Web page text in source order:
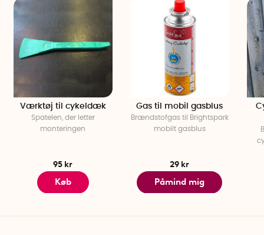
Højde: 1,6 cm
Antal pr. pakke: 1
Værktøj til cykeldæk
Spatelen, der letter
monteringen
95 kr
Køb
Gas til mobil gasblus
Brændstofgas til Brightspark
mobilt gasblus
29 kr
Påmind mig